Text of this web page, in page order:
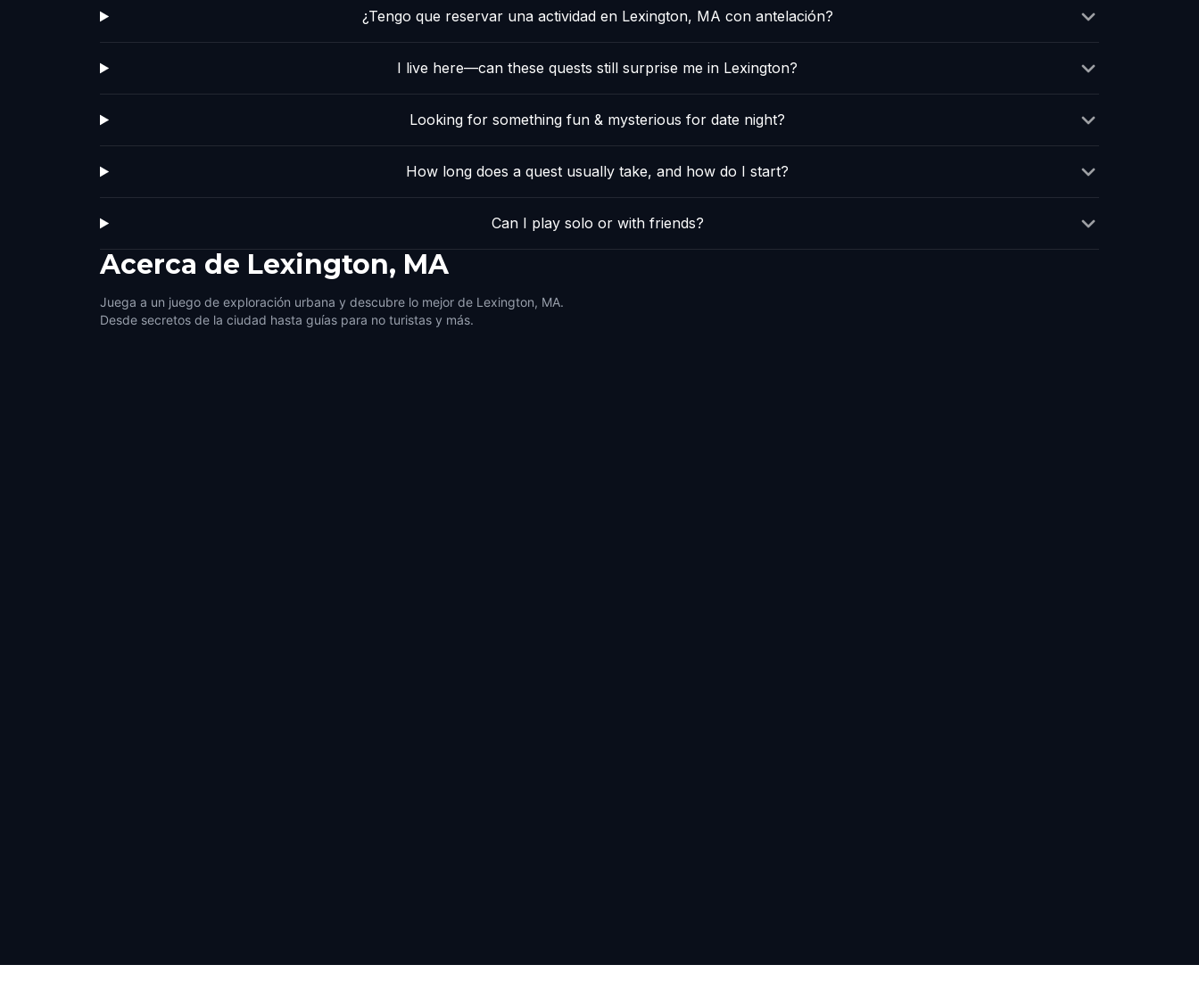
¿Tengo que reservar una actividad en Lexington, MA con antelación?
I live here—can these quests still surprise me in Lexington?
Looking for something fun & mysterious for date night?
How long does a quest usually take, and how do I start?
Can I play solo or with friends?
Acerca de Lexington, MA
Juega a un juego de exploración urbana y descubre lo mejor de Lexington, MA.
Desde secretos de la ciudad hasta guías para no turistas y más.